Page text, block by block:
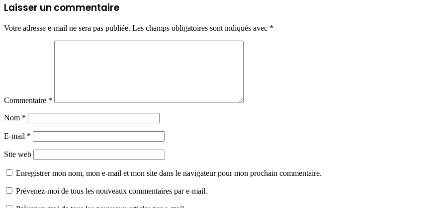
Laisser un commentaire
Votre adresse e-mail ne sera pas publiée. Les champs obligatoires sont indiqués avec *
Commentaire *
Nom *
E-mail *
Site web
Enregistrer mon nom, mon e-mail et mon site dans le navigateur pour mon prochain commentaire.
Prévenez-moi de tous les nouveaux commentaires par e-mail.